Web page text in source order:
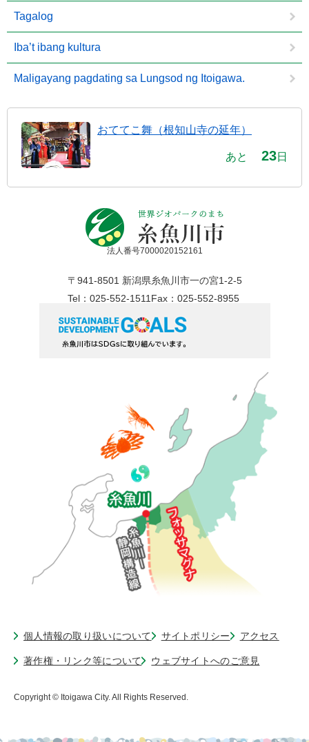
Tagalog
Iba’t ibang kultura
Maligayang pagdating sa Lungsod ng Itoigawa.
おててこ舞（根知山寺の延年）
あと 23日
法人番号7000020152161
〒941-8501 新潟県糸魚川市一の宮1-2-5
Tel：025-552-1511 Fax：025-552-8955
個人情報の取り扱いについて サイトポリシー アクセス
著作権・リンク等について ウェブサイトへのご意見
Copyright © Itoigawa City. All Rights Reserved.